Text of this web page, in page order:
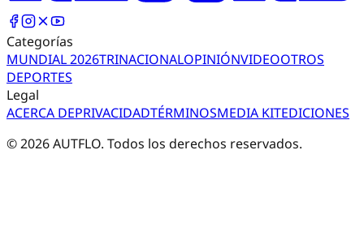
Categorías
MUNDIAL 2026TRINACIONALOPINIÓNVIDEOOTROS
DEPORTES
Legal
ACERCA DEPRIVACIDADTÉRMINOSMEDIA KITEDICIONES
©2026AUTFLO. Todos los derechos reservados.